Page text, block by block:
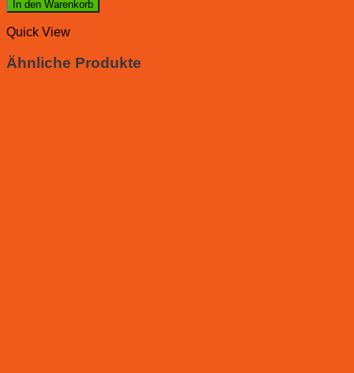
In den Warenkorb
Quick View
Ähnliche Produkte